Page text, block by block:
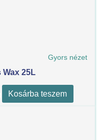
Gyors nézet
25L
Kosárba teszem